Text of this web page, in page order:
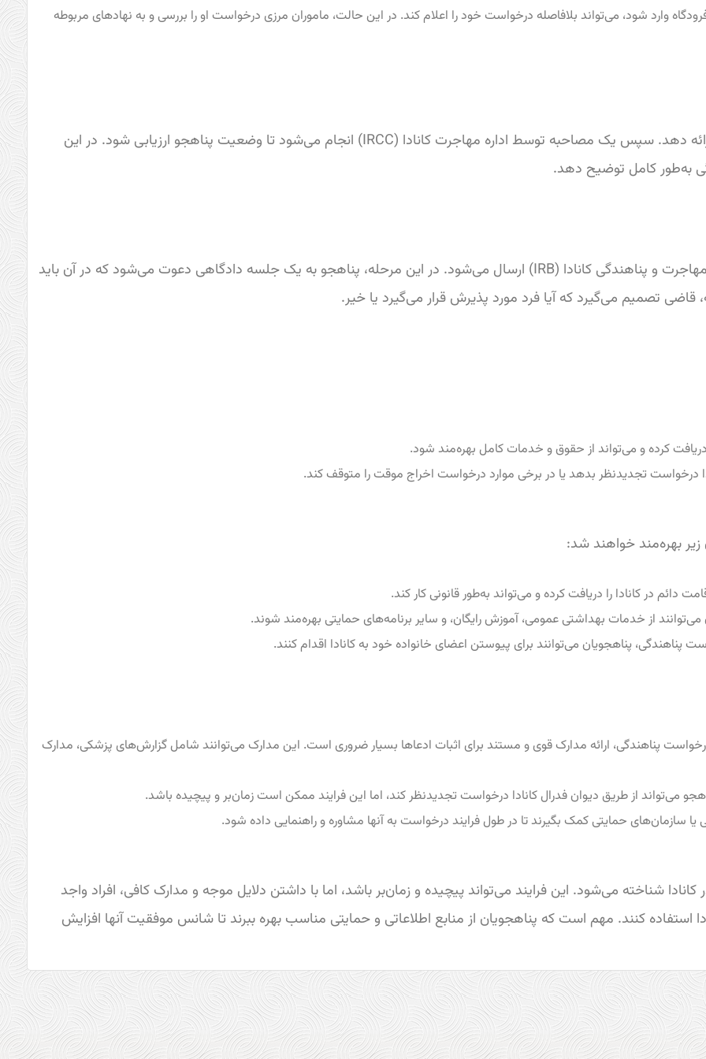
فرودگاه وارد شود، می‌تواند بلافاصله درخواست خود را اعلام کند. در این حالت، ماموران مرزی درخواست او را بررسی و به نهادهای مربوطه
پس از ثبت درخواست، پناهجو باید مدارک هویتی خود را ارائه دهد. سپس یک مصاحبه توسط اداره مهاجرت کانادا (IRCC) انجام می‌شود تا وضعیت پناهجو ارزیابی شود. در این
به‌طور کامل توضیح دهد.
در صورتی که درخواست اولیه تأیید شود، پرونده به هیئت مهاجرت و پناهندگی کانادا (IRB) ارسال می‌شود. در این مرحله، پناهجو به یک جلسه دادگاهی دعوت می‌شود که در آن باید
تصمیم می‌گیرد که آیا فرد مورد پذیرش قرار می‌گیرد یا خیر.
دریافت کرده و می‌تواند از حقوق و خدمات کامل بهره‌مند شود.
درخواست تجدیدنظر بدهد یا در برخی موارد درخواست اخراج موقت را متوقف کند.
بهره‌مند خواهند شد:
دائم در کانادا را دریافت کرده و می‌تواند به‌طور قانونی کار کند.
می‌توانند از خدمات بهداشتی عمومی، آموزش رایگان، و سایر برنامه‌های حمایتی بهره‌مند شوند.
پناهندگی، پناهجویان می‌توانند برای پیوستن اعضای خانواده خود به کانادا اقدام کنند.
پناهندگی، ارائه مدارک قوی و مستند برای اثبات ادعاها بسیار ضروری است. این مدارک می‌توانند شامل گزارش‌های پزشکی، مدارک
می‌تواند از طریق دیوان فدرال کانادا درخواست تجدیدنظر کند، اما این فرایند ممکن است زمان‌بر و پیچیده باشد.
یا سازمان‌های حمایتی کمک بگیرند تا در طول فرایند درخواست به آنها مشاوره و راهنمایی داده شود.
شناخته می‌شود. این فرایند می‌تواند پیچیده و زمان‌بر باشد، اما با داشتن دلایل موجه و مدارک کافی، افراد واجد
استفاده کنند. مهم است که پناهجویان از منابع اطلاعاتی و حمایتی مناسب بهره ببرند تا شانس موفقیت آنها افزایش